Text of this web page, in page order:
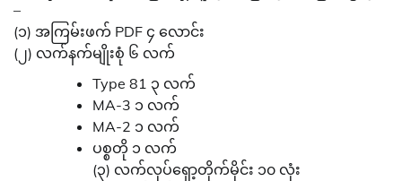
–
(၁) အကြမ်းဖက် PDF ၄ လောင်း
(၂) လက်နက်မျိုးစုံ ၆ လက်
Type 81 ၃ လက်
MA-3 ၁ လက်
MA-2 ၁ လက်
ပစ္စတို ၁ လက်
(၃) လက်လုပ်ရှော့တိုက်မိုင်း ၁၀ လုံး